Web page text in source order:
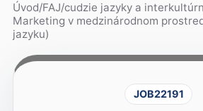
Úvod/FAJ/cudzie jazyky a
Marketing v medzinárodnom
jazyku)
JOB22191